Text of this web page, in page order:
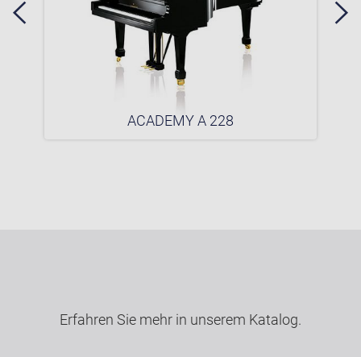
ACADEMY A 228
Erfahren Sie mehr in unserem Katalog.